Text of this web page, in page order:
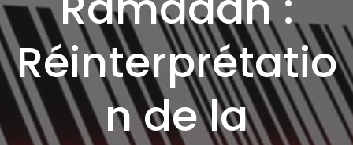
Réinterprétatio
n de la